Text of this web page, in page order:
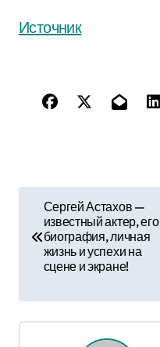
Источник
и
г
Сергей Астахов —
известный актер, его
биография, личная
жизнь и успехи на
сцене и экране!